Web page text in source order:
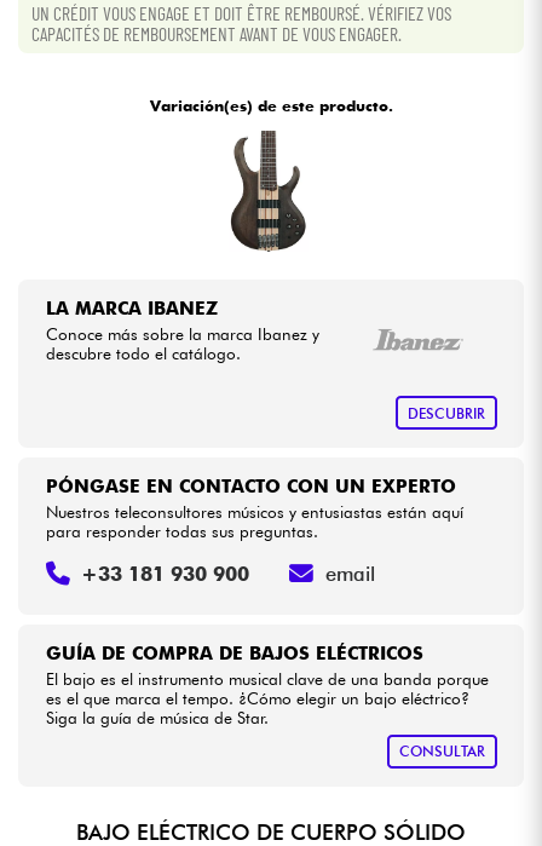
UN CRÉDIT VOUS ENGAGE ET DOIT ÊTRE REMBOURSÉ. VÉRIFIEZ VOS
CAPACITÉS DE REMBOURSEMENT AVANT DE VOUS ENGAGER.
Variación(es) de este producto.
LA MARCA IBANEZ
Conoce más sobre la marca Ibanez y
descubre todo el catálogo.
DESCUBRIR
GUÍA DE COMPRA DE BAJOS ELÉCTRICOS
El bajo es el instrumento musical clave de una banda porque
es el que marca el tempo. ¿Cómo elegir un bajo eléctrico?
Siga la guía de música de Star.
CONSULTAR
PÓNGASE EN CONTACTO CON UN EXPERTO
Nuestros teleconsultores músicos y entusiastas están aquí
para responder todas sus preguntas.
+33 181 930 900 email
BAJO ELÉCTRICO DE CUERPO SÓLIDO